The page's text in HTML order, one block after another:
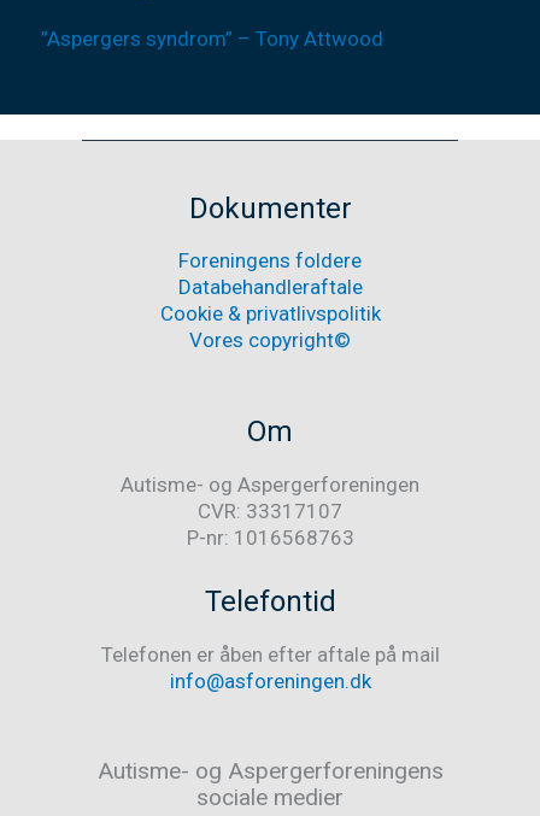
”Aspergers syndrom” – Tony Attwood
Dokumenter
Foreningens foldere
Databehandleraftale
Cookie & privatlivspolitik
Vores copyright©
Om
Autisme- og Aspergerforeningen
CVR: 33317107
P-nr: 1016568763
Telefontid
Telefonen er åben efter aftale på mail
info@asforeningen.dk
Autisme- og Aspergerforeningens
sociale medier